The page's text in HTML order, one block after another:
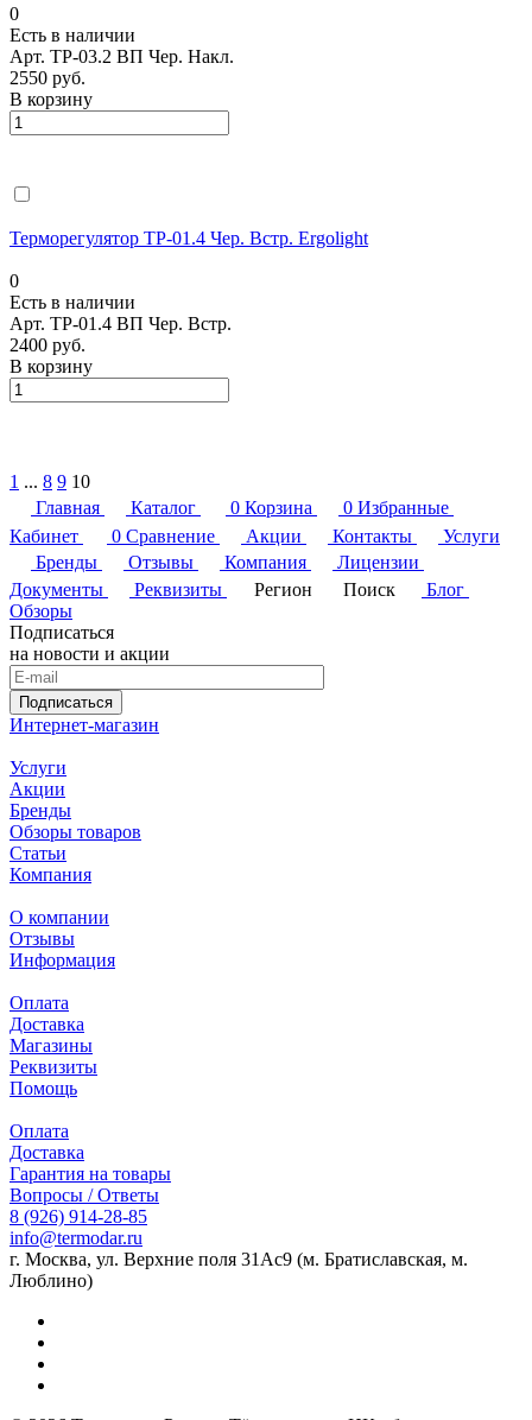
0
Есть в наличии
Арт. ТР-03.2 ВП Чер. Накл.
2550 руб.
В корзину
Терморегулятор ТР-01.4 Чер. Встр. Ergolight
0
Есть в наличии
Арт. ТР-01.4 ВП Чер. Встр.
2400 руб.
В корзину
1 ... 8 9 10
Главная
Каталог 0 Корзина 0 Избранные
Кабинет
0 Сравнение Акции Контакты
Услуги
Бренды
Отзывы Компания
Лицензии
Документы
Реквизиты Регион Поиск
Блог
Обзоры
Подписаться
на новости и акции
Подписаться
Интернет-магазин
Услуги
Акции
Бренды
Обзоры товаров
Статьи
Компания
О компании
Отзывы
Информация
Оплата
Доставка
Магазины
Реквизиты
Помощь
Оплата
Доставка
Гарантия на товары
Вопросы / Ответы
8 (926) 914-28-85
info@termodar.ru
г. Москва, ул. Верхние поля 31Ас9 (м. Братиславская, м.
Люблино)